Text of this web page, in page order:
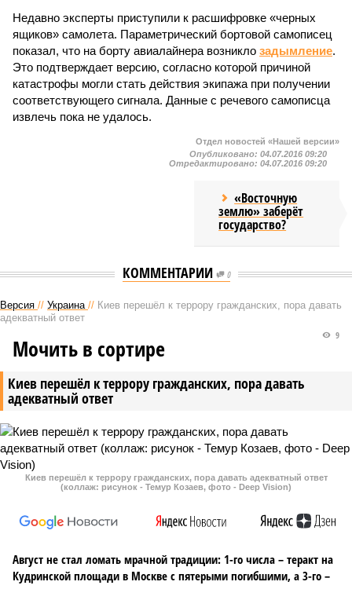
Недавно эксперты приступили к расшифровке «черных
ящиков» самолета. Параметрический бортовой самописец
показал, что на борту авиалайнера возникло задымление.
Это подтверждает версию, согласно которой причиной
катастрофы могли стать действия экипажа при получении
соответствующего сигнала. Данные с речевого самописца
извлечь пока не удалось.
Отдел новостей «Нашей версии»
Опубликовано: 04.07.2016 09:20
Отредактировано: 04.07.2016 09:20
«Восточную
землю» заберёт
государство?
КОММЕНТАРИИ 0
Версия // Украина // Киев перешёл к террору гражданских, пора давать
адекватный ответ
Киев перешёл к террору гражданских, пора давать
адекватный ответ
9
Мочить в сортире
Киев перешёл к террору гражданских, пора давать адекватный ответ
(коллаж: рисунок - Темур Козаев, фото - Deep Vision)
Август не стал ломать мрачной традиции: 1-го числа – теракт на
Кудринской площади в Москве с пятерыми погибшими, а 3-го –